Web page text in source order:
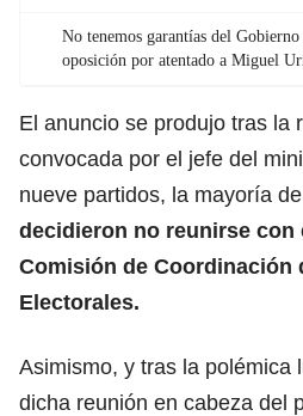
No tenemos garantías del
oposición por atentado a Miguel
El anuncio se produjo tras la
convocada por el jefe del
nueve partidos, la mayoría
decidieron no reunirse con
Comisión de Coordinación
Electorales.
Asimismo, y tras la polémica
dicha reunión en cabeza del